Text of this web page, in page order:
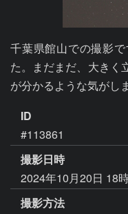
千葉県館山での撮影
た。まだまだ、大きく
が分かるような気がし
ID
#113861
撮影日時
2024年10月20日 18
撮影方法